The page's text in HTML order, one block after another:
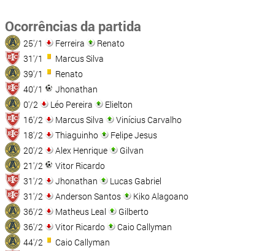
Ocorrências da partida
25'/1 Ferreira
Renato
31'/1
Marcus Silva
39'/1
Renato
40'/1
Jhonathan
0'/2
Léo Pereira
Elielton
16'/2
Marcus Silva
Vinícius Carvalho
18'/2
Thiaguinho
Felipe Jesus
20'/2
Alex Henrique
Gilvan
21'/2
Vitor Ricardo
31'/2
Jhonathan
Lucas Gabriel
31'/2
Anderson Santos
Kiko Alagoano
36'/2
Matheus Leal
Gilberto
36'/2
Vitor Ricardo
Caio Callyman
44'/2
Caio Callyman